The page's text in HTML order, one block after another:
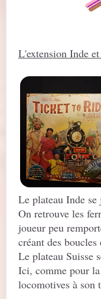
L'extension Inde et
Le plateau Inde
On retrouve les
joueur peu
créant des boucles
Le plateau Suisse
Ici, comme pour
locomotives à son